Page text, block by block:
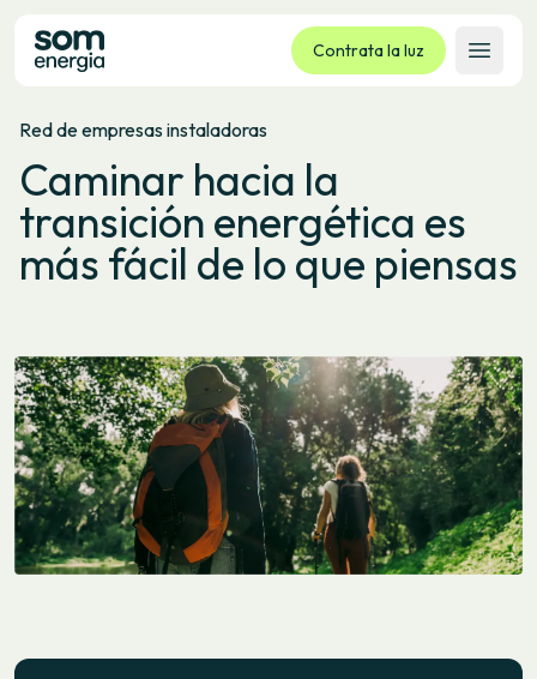
Contrata la luz
Abrir
Tarifas
Servicios
Empresas
La cooperativa
Trámites
Oficina virtual
Idioma: ES CA GL EU
Red de empresas instaladoras
Caminar hacia la
transición energética es
más fácil de lo que piensas